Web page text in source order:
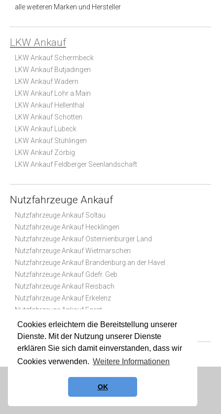
Cookies erleichtern die Bereitstellung unserer
Dienste. Mit der Nutzung unserer Dienste
erklären Sie sich damit einverstanden, dass wir
Cookies verwenden. Weitere Informationen
OK
alle weiteren Marken und Hersteller
LKW Ankauf
LKW Ankauf Schermbeck
LKW Ankauf Butjadingen
LKW Ankauf Wadern
LKW Ankauf Lohr a.Main
LKW Ankauf Hellenthal
LKW Ankauf Schotten
LKW Ankauf Lübeck
LKW Ankauf Stühlingen
LKW Ankauf Zörbig
LKW Ankauf Feldberger Seenlandschaft
Nutzfahrzeuge Ankauf
Nutzfahrzeuge Ankauf Soltau
Nutzfahrzeuge Ankauf Hecklingen
Nutzfahrzeuge Ankauf Osternienburger Land
Nutzfahrzeuge Ankauf Wietmarschen
Nutzfahrzeuge Ankauf Brandenburg an der Havel
Nutzfahrzeuge Ankauf Gdefr. Geb.
Nutzfahrzeuge Ankauf Reisbach
Nutzfahrzeuge Ankauf Erkelenz
Nutzfahrzeuge Ankauf Forst
Nutzfahrzeuge Ankauf Arnstein
|Impressum